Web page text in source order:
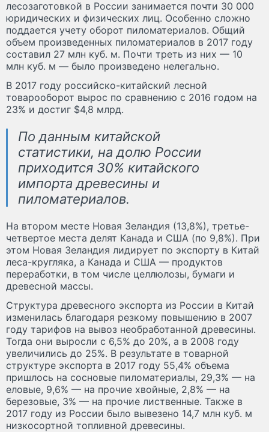
лесозаготовкой в России занимается почти 30 000
юридических и физических лиц. Особенно сложно
поддается учету оборот пиломатериалов. Общий
объем произведенных пиломатериалов в 2017 году
составил 27 млн куб. м. Почти треть из них — 10
млн куб. м — было произведено нелегально.
В 2017 году российско-китайский лесной
товарооборот вырос по сравнению с 2016 годом на
23% и достиг $4,8 млрд.
По данным китайской
статистики, на долю России
приходится 30% китайского
импорта древесины и
пиломатериалов.
На втором месте Новая Зеландия (13,8%), третье-
четвертое места делят Канада и США (по 9,8%). При
этом Новая Зеландия лидирует по экспорту в Китай
леса-кругляка, а Канада и США — продуктов
переработки, в том числе целлюлозы, бумаги и
древесной массы.
Структура древесного экспорта из России в Китай
изменилась благодаря резкому повышению в 2007
году тарифов на вывоз необработанной древесины.
Тогда они выросли с 6,5% до 20%, а в 2008 году
увеличились до 25%. В результате в товарной
структуре экспорта в 2017 году 55,4% объема
пришлось на сосновые пиломатериалы, 29,3% — на
еловые, 9,6% — на прочие хвойные, 2,8% — на
березовые, 3% — на прочие лиственные. Также в
2017 году из России было вывезено 14,7 млн куб. м
низкосортной топливной древесины.